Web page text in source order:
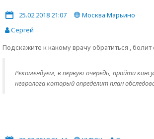
25.02.2018 21:07
Москва Марьино
Сергей
Подскажите к какому врачу обратиться , болит
Рекомендуем, в первую очередь, пройти
невролога который определит план